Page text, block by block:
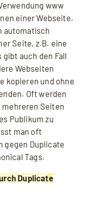
www
einer Webseite.
automatisch
Seite, z.B. eine
gibt auch den Fall
Webseiten
kopieren und ohne
Oft werden
Seiten
Publikum zu
man oft
gegen Duplicate
Tags.
Duplicate